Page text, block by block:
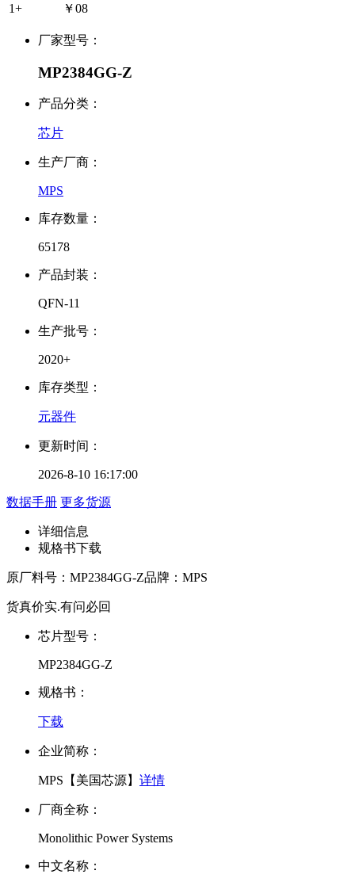
1+
￥08
厂家型号：
MP2384GG-Z
产品分类：
芯片
生产厂商：
MPS
库存数量：
65178
产品封装：
QFN-11
生产批号：
2020+
库存类型：
元器件
更新时间：
2026-8-10 16:17:00
数据手册 更多货源
详细信息
规格书下载
原厂料号： MP2384GG-Z品牌： MPS
货真价实.有问必回
芯片型号：
MP2384GG-Z
规格书：
下载
企业简称：
MPS【美国芯源】 详情
厂商全称：
Monolithic Power Systems
中文名称：